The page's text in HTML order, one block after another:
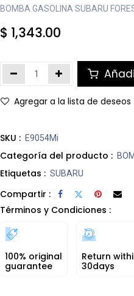
BOMBA GASOLINA SUBARU
$ 1,343.00
Agregar a la lista de deseos
SKU : E9054Mi
Categoría del producto :
Etiquetas : SUBARU
Compartir :
Términos y Condiciones :
100% original
guarantee
Return
30days